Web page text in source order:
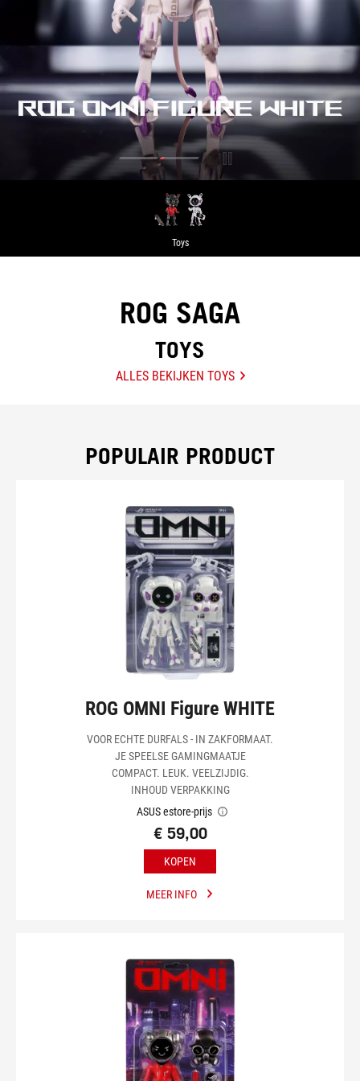
ROG OMNI FIGURE WHITE
Toys
ROG SAGA
TOYS
ALLES BEKIJKEN TOYS
POPULAIR PRODUCT
ROG OMNI Figure WHITE
VOOR ECHTE DURFALS - IN ZAKFORMAAT.
JE SPEELSE GAMINGMAATJE
COMPACT. LEUK. VEELZIJDIG.
INHOUD VERPAKKING
ASUS estore-prijs
€ 59,00
KOPEN
MEER INFO